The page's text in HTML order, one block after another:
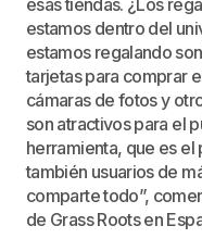
esas tiendas. ¿Los
estamos dentro del
estamos regalando
tarjetas para comprar
cámaras de fotos y
son atractivos para el
herramienta, que es el
también usuarios de
comparte todo”,
de Grass Roots en